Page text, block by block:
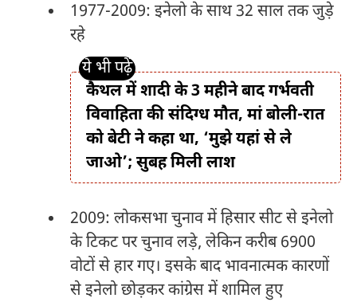
1977-2009: इनेलो के साथ 32 साल तक जुड़े
रहे
कैथल में शादी के 3 महीने बाद गर्भवती
विवाहिता की संदिग्ध मौत, मां बोली-रात
को बेटी ने कहा था, ‘मुझे यहां से ले
जाओ’; सुबह मिली लाश
2009: लोकसभा चुनाव में हिसार सीट से इनेलो
के टिकट पर चुनाव लड़े, लेकिन करीब 6900
वोटों से हार गए। इसके बाद भावनात्मक कारणों
से इनेलो छोड़कर कांग्रेस में शामिल हुए​